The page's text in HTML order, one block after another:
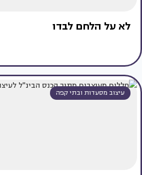
לא על הלחם לבדו
עיצוב מסעדות ובתי קפה